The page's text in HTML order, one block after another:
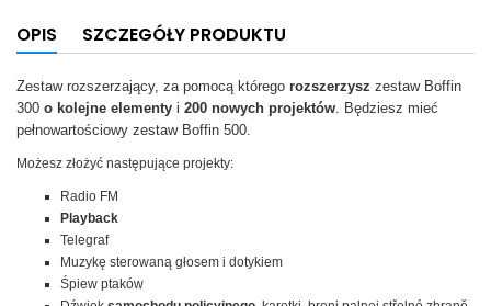
OPIS SZCZEGÓŁY PRODUKTU
Zestaw rozszerzający, za pomocą którego rozszerzysz zestaw Boffin
300 o kolejne elementy i 200 nowych projektów . Będziesz mieć
pełnowartościowy zestaw Boffin 500.
Możesz złożyć następujące projekty:
Radio FM
Playback
Telegraf
Muzykę sterowaną głosem i dotykiem
Śpiew ptaków